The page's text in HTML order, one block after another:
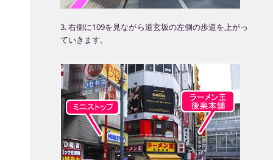
3. 右側に109を見ながら道玄坂の左側の歩道を上がっ
ていきます。